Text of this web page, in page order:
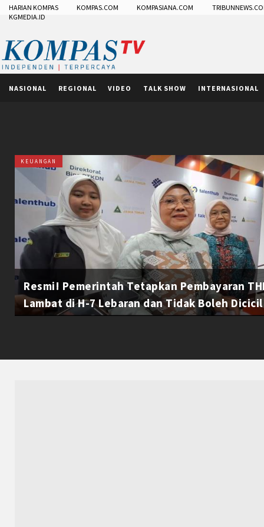
HARIAN KOMPAS KOMPAS.COM KOMPASIANA.COM
KGMEDIA.ID
NASIONAL REGIONAL VIDEO TALK SHOW INTERNASIONAL
KEUANGAN
Resmi! Pemerintah Tetapkan Pembayaran
Lambat di H-7 Lebaran dan Tidak Boleh Dicicil